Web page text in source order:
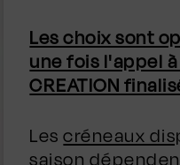
Les choix sont
une fois l'appel
CREATION
Lescréneaux
saison